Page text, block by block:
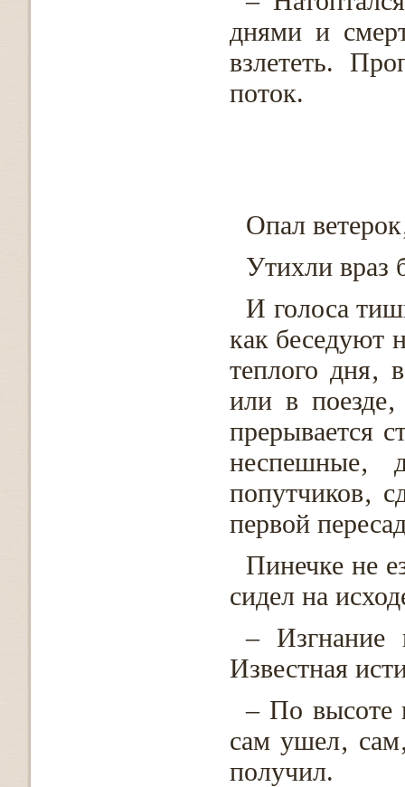
днями и
взлететь.
поток.
Опал
Утихли враз
И голоса
как беседуют
теплого дня‚
или в
прерывается
неспешные‚
попутчиков‚
первой
Пинечке не
сидел на
– Изгнание
Известная
– По высоте
сам ушел‚
получил.